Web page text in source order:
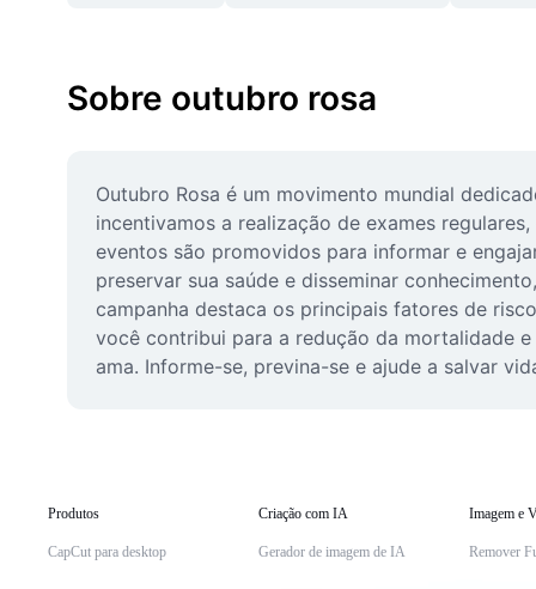
Sobre outubro rosa
Outubro Rosa é um movimento mundial
incentivamos a realização de exames
eventos são promovidos para informar e
preservar sua saúde e disseminar
campanha destaca os principais fatores de
você contribui para a redução da mortalidade
ama. Informe-se, previna-se e ajude a salvar
Produtos
CapCut para desktop
Criação com IA
Gerador de imagem de IA
Imagem e
Remover